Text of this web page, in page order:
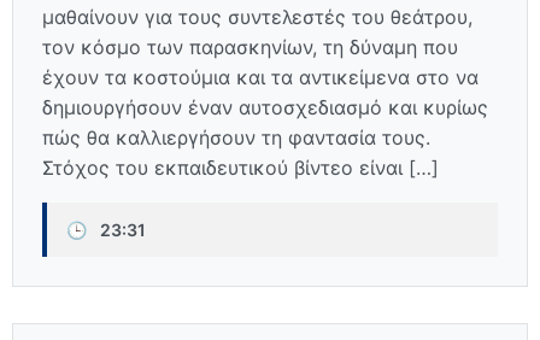
μαθαίνουν για τους συντελεστές του θεάτρου,
τον κόσμο των παρασκηνίων, τη δύναμη που
έχουν τα κοστούμια και τα αντικείμενα στο να
δημιουργήσουν έναν αυτοσχεδιασμό και κυρίως
πώς θα καλλιεργήσουν τη φαντασία τους.
Στόχος του εκπαιδευτικού βίντεο είναι […]
🕒 23:31